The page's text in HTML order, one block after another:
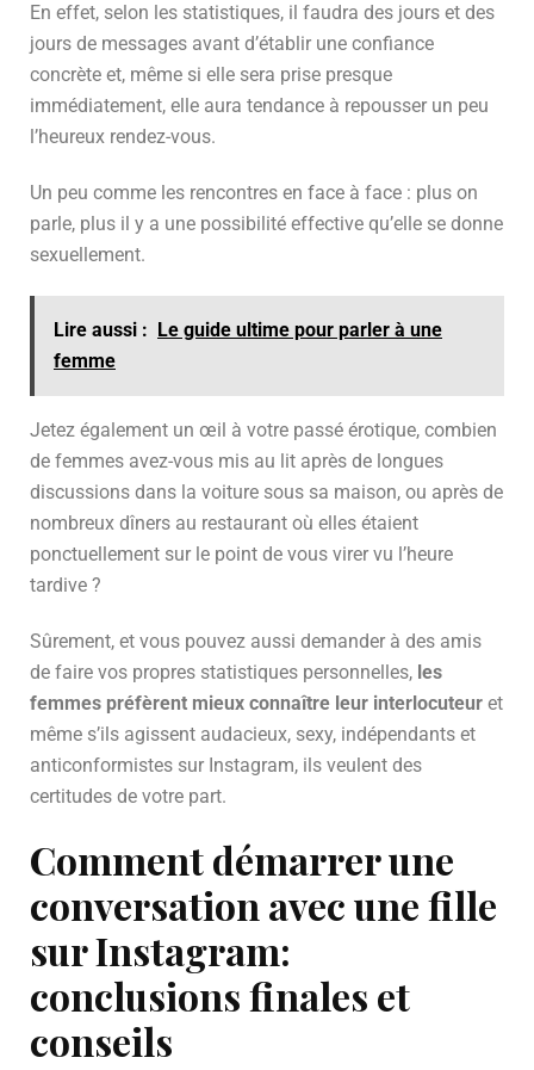
En effet, selon les statistiques, il faudra des jours et des
jours de messages avant d’établir une confiance
concrète et, même si elle sera prise presque
immédiatement, elle aura tendance à repousser un peu
l’heureux rendez-vous.
Un peu comme les rencontres en face à face : plus on
parle, plus il y a une possibilité effective qu’elle se donne
sexuellement.
Lire aussi :
Le guide ultime pour parler à une
femme
Jetez également un œil à votre passé érotique, combien
de femmes avez-vous mis au lit après de longues
discussions dans la voiture sous sa maison, ou après de
nombreux dîners au restaurant où elles étaient
ponctuellement sur le point de vous virer vu l’heure
tardive ?
Sûrement, et vous pouvez aussi demander à des amis
de faire vos propres statistiques personnelles, les
femmes préfèrent mieux connaître leur interlocuteur et
même s’ils agissent audacieux, sexy, indépendants et
anticonformistes sur Instagram, ils veulent des
certitudes de votre part.
Comment démarrer une
conversation avec une fille
sur Instagram:
conclusions finales et
conseils